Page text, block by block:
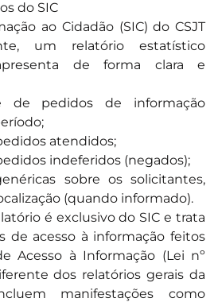
do SIC
ao Cidadão (SIC) do CSJT
um relatório estatístico
de forma clara e
de pedidos de informação
atendidos;
indeferidos (negados);
sobre os solicitantes,
(quando informado).
é exclusivo do SIC e trata
de acesso à informação feitos
Acesso à Informação (Lei nº
dos relatórios gerais da
manifestações como